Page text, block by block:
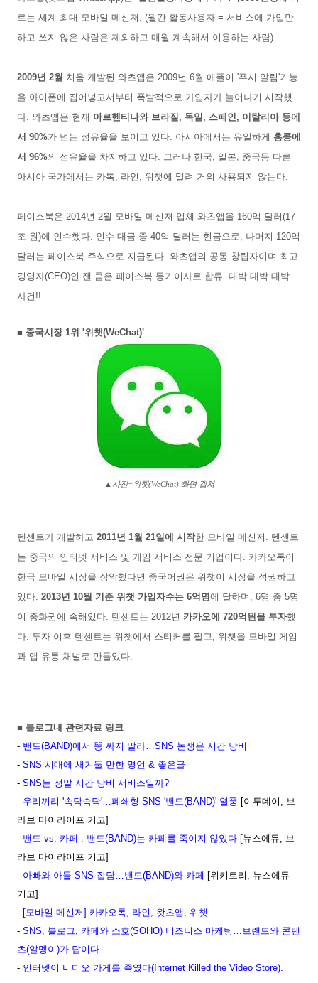
르는 세계 최대 모바일 메신저. (월간 활동사용자 = 서비스에 가입만
하고 쓰지 않은 사람은 제외하고 매월 계속해서 이용하는 사람)
2009년 2월 처음 개발된 와츠앱은 2009년 6월 애플이 '푸시 알림'기능
을 아이폰에 집어넣고서부터 폭발적으로 가입자가 늘어나기 시작했
다. 와츠앱은 현재 아르헨티나와 브라질, 독일, 스페인, 이탈리아 등에
서 90%가 넘는 점유율을 보이고 있다. 아시아에서는 유일하게 홍콩에
서 96%의 점유율을 차지하고 있다. 그러나 한국, 일본, 중국등 다른
아시아 국가에서는 카톡, 라인, 위챗에 밀려 거의 사용되지 않는다.
페이스북은 2014년 2월 모바일 메신저 업체 와츠앱을 160억 달러(17
조 원)에 인수했다. 인수 대금 중 40억 달러는 현금으로, 나머지 120억
달러는 페이스북 주식으로 지급된다. 와츠앱의 공동 창립자이며 최고
경영자(CEO)인 잰 쿰은 페이스북 등기이사로 합류. 대박 대박 대박
사건!!
■ 중국시장 1위 '위챗(WeChat)'
▲사진=위챗(WeChat) 화면 캡쳐
텐센트가 개발하고 2011년 1월 21일에 시작한 모바일 메신저. 텐센트
는 중국의 인터넷 서비스 및 게임 서비스 전문 기업이다. 카카오톡이
한국 모바일 시장을 장악했다면 중국어권은 위챗이 시장을 석권하고
있다. 2013년 10월 기준 위챗 가입자수는 6억명에 달하며, 6명 중 5명
이 중화권에 속해있다. 텐센트는 2012년 카카오에 720억원을 투자했
다. 투자 이후 텐센트는 위챗에서 스티커를 팔고, 위챗을 모바일 게임
과 앱 유통 채널로 만들었다.
■ 블로그내 관련자료 링크
- 밴드(BAND)에서 똥 싸지 말라…SNS 논쟁은 시간 낭비
- SNS 시대에 새겨둘 만한 명언 & 좋은글
- SNS는 정말 시간 낭비 서비스일까?
- 우리끼리 '속닥속닥'…폐쇄형 SNS '밴드(BAND)' 열풍 [이투데이, 브
라보 마이라이프 기고]
- 밴드 vs. 카페 : 밴드(BAND)는 카페를 죽이지 않았다 [뉴스에듀, 브
라보 마이라이프 기고]
- 아빠와 아들 SNS 잡담…밴드(BAND)와 카페 [위키트리, 뉴스에듀
기고]
- [모바일 메신저] 카카오톡, 라인, 왓츠앱, 위챗
- SNS, 블로그, 카페와 소호(SOHO) 비즈니스 마케팅…브랜드와 콘텐
츠(알멩이)가 답이다.
- 인터넷이 비디오 가게를 죽였다(Internet Killed the Video Store).